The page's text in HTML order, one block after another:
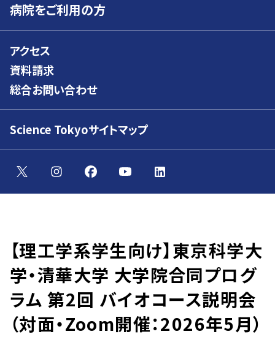
病院をご利用の方
アクセス
資料請求
総合お問い合わせ
Science Tokyoサイトマップ
【理工学系学生向け】東京科学大
学・清華大学 大学院合同プログ
ラム 第2回 バイオコース説明会
（対面・Zoom開催：2026年5月）